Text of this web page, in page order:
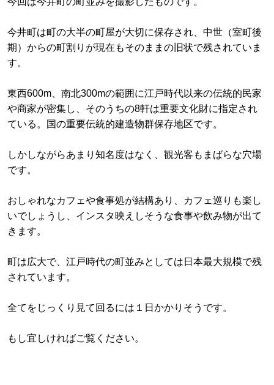
今井町は町の大半の町屋が大切に保存され、中世（室町後
期）からの町割りが現在もそのままの旧状で残されていま
す。
東西600m、南北300mの範囲に江戸時代以来の伝統的民家
や商家が密集し、そのうちの8軒は重要文化財に指定され
ている。国の重要伝統的建造物群保存地区です。
しかしながらあまり知名度はなく、観光客もまばらな穴場
です。
おしゃれなカフェや食事処が結構あり、カフェ巡りも楽し
いでしょうし、インスタ映えしそうな食事や飲み物が出て
きます。
町は広大で、江戸時代の町並みとしては日本最大規模で残
されています。
全てをじっくり見て回るには１日かかりそうです。
もし宜しければご覧ください。